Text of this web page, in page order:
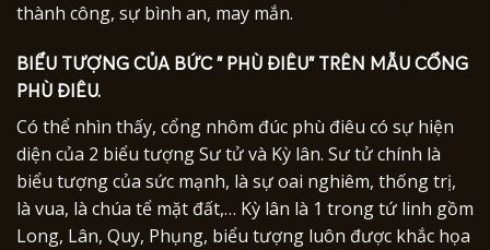
thành công, sự bình an, may mắn.
BIỂU TƯỢNG CỦA BỨC ” PHÙ ĐIÊU” TRÊN MẪU CỔNG
PHÙ ĐIÊU.
Có thể nhìn thấy, cổng nhôm đúc phù điêu có sự hiện
diện của 2 biểu tượng Sư tử và Kỳ lân. Sư tử chính là
biểu tượng của sức mạnh, là sự oai nghiêm, thống trị,
là vua, là chúa tể mặt đất,… Kỳ lân là 1 trong tứ linh gồm
Long, Lân, Quy, Phụng, biểu tượng luôn được khắc họa